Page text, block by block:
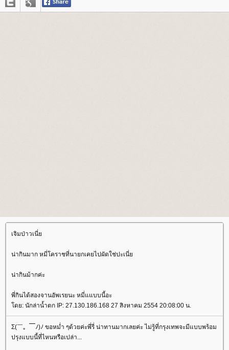
เจิมป่าวเนี่
น่ากินมาก หมี่โคราชที่นายกเคยไปผัดใช่ปะเนี่
น่ากินม้ากค่ะ
พี่กินได้สองจานอัพเรยนะ หมี่แแบบนี้อะ
ดย: นักล่าน้ำตก IP: 27.130.186.168 27 สิงหาคม 2554 20:08:00 น.
Σ(￣。￣ﾉ)ﾉ ขอหม่ำ ๆด้วยค่ะพี่รี่ น่าทานมากเลยค่ะ ไม่รู้ที่กรุงเทพจะมีแบบพร้อม
ปรุงแบบนี้ที่ไหนหรือเปล่า...